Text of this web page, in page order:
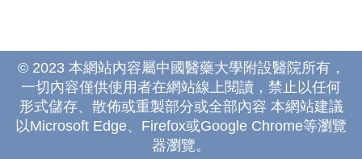
© 2023 本網站內容屬中國醫藥大學附設醫院所有，
一切內容僅供使用者在網站線上閱讀，禁止以任何
形式儲存、散佈或重製部分或全部內容 本網站建議
以Microsoft Edge、Firefox或Google Chrome等瀏覽
器瀏覽。